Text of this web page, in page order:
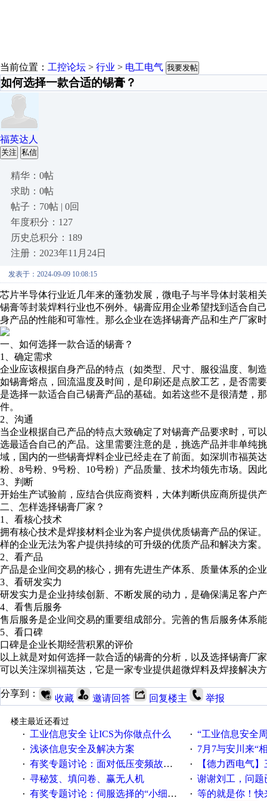
当前位置： 工控论坛 > 行业 > 电工电气 我要发帖
如何选择一款合适的锡膏？
福英达人
关注 私信
精华：0帖
求助：0帖
帖子：70帖 | 0回
年度积分：127
历史总积分：189
注册：2023年11月24日
发表于：2024-09-09 10:08:15
芯片半导体行业近几年来的蓬勃发展，微电子与半导体封装相
锡膏等封装焊料行业也不例外。锡膏应用企业希望找到适合自
身产品的性能和可靠性。那么企业在选择锡膏产品和生产厂家
一、如何选择一款合适的锡膏？
1、确定需求
企业应该根据自身产品的特点（如类型、尺寸、服役温度、制
如锡膏熔点，回流温度及时间，是印刷还是点胶工艺，是否需
是选择一款适合自己锡膏产品的基础。如若这些不是很清楚，
件。
2、沟通
当企业根据自己产品的特点大致确定了对锡膏产品要求时，可
选最适合自己的产品。这里需要注意的是，挑选产品并非单纯
域，国内的一些锡膏焊料企业已经走在了前面。如深圳市福英
粉、8号粉、9号粉、10号粉）产品质量、技术均领先市场。因
3、判断
开始生产试验前，应结合供应商资料，大体判断供应商所提供
二、怎样选择锡膏厂家？
1、看核心技术
拥有核心技术是焊接材料企业为客户提供优质锡膏产品的保证
样的企业无法为客户提供持续的可升级的优质产品和解决方案。
2、看产品
产品是企业间交易的核心，拥有先进生产体系、质量体系的企
3、看研发实力
研发实力是企业持续创新、不断发展的动力，是确保满足客户
4、看售后服务
售后服务是企业间交易的重要组成部分。完善的售后服务体系
5、看口碑
口碑是企业长期经营积累的评价
以上就是对如何选择一款合适的锡膏的分析，以及选择锡膏厂
可以关注深圳福英达，它是一家专业提供超微焊料及焊接解决
分享到： 收藏 邀请回答 回复楼主 举报
楼主最近还看过
·
工业信息安全 让ICS为你做点什么 · “工业信息安全周之我见”
· 浅谈信息安全及解决方案 · 7月7与安川来“
· 有奖专题讨论：面对低压变频故障，老手是这样解决的！ · 【德力西电气】三
· 寻秘笈、填问卷、赢无人机 · 谢谢刘工，问题
· 有奖专题讨论：伺服选择的“小细节大学问”奖励公告 · 等的就是你！快来